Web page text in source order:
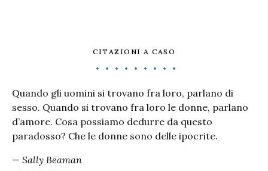
CITAZIONI A CASO
Quando gli uomini si trovano fra loro, parlano di
sesso. Quando si trovano fra loro le donne, parlano
d’amore. Cosa possiamo dedurre da questo
paradosso? Che le donne sono delle ipocrite.
— Sally Beaman